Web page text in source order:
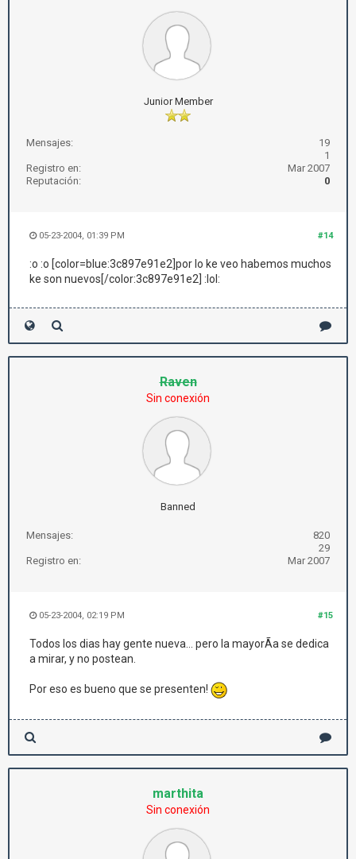
Junior Member
Mensajes:
19
1
Registro en:
Mar 2007
Reputación:
0
#14
05-23-2004, 01:39 PM
:o :o [color=blue:3c897e91e2]por lo ke veo habemos muchos
ke son nuevos[/color:3c897e91e2] :lol:
Raven
Sin conexión
Banned
Mensajes:
820
29
Registro en:
Mar 2007
#15
05-23-2004, 02:19 PM
Todos los dias hay gente nueva... pero la mayorÃ­a se dedica
a mirar, y no postean.
Por eso es bueno que se presenten!
marthita
Sin conexión